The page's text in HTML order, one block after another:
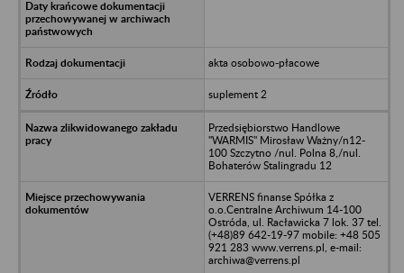
akta osobowo-płacowe
suplement 2
Przedsiębiorstwo Handlowe
"WARMIS" Mirosław Ważny/n12-
100 Szczytno /nul. Polna 8,/nul.
Bohaterów Stalingradu 12
VERRENS finanse Spółka z
o.o.Centralne Archiwum 14-100
Ostróda, ul. Racławicka 7 lok. 37 tel.
(+48)89 642-19-97 mobile: +48 505
921 283 www.verrens.pl, e-mail:
archiwa@verrens.pl